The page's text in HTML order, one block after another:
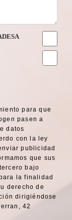
para que
pasen a
datos
con la ley
publicidad
que sus
bajo
la finalidad
derecho de
dirigiéndose
42